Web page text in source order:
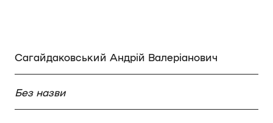
Сагайдаковський Андрій Валеріанович
Без назви